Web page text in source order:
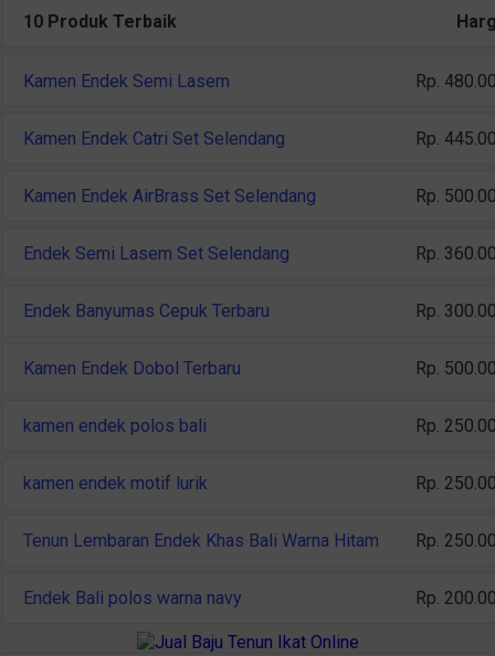
10 Produk Terbaik
Kamen Endek Semi Lasem Rp.
Kamen Endek Catri Set Selendang Rp.
Kamen Endek AirBrass Set Selendang Rp.
Endek Semi Lasem Set Selendang Rp.
Endek Banyumas Cepuk Terbaru Rp.
Kamen Endek Dobol Terbaru Rp.
kamen endek polos bali Rp.
kamen endek motif lurik Rp.
Tenun Lembaran Endek Khas Bali Warna Hitam Rp.
Endek Bali polos warna navy Rp.